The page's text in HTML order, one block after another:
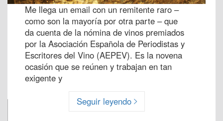
Me llega un email con un remitente raro –
como son la mayoría por otra parte – que
da cuenta de la nómina de vinos premiados
por la Asociación Española de Periodistas y
Escritores del Vino (AEPEV). Es la novena
ocasión que se reúnen y trabajan en tan
exigente y
Seguir leyendo